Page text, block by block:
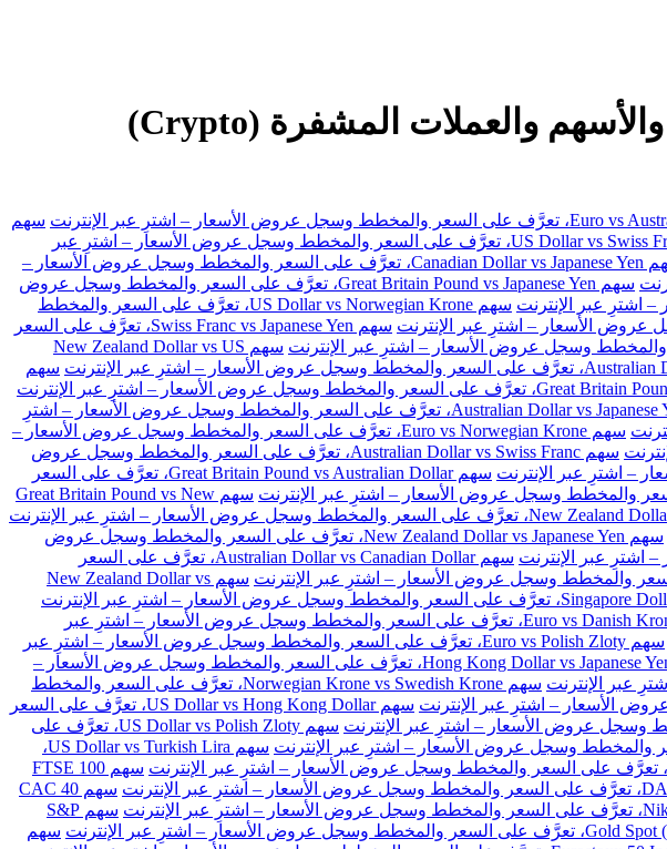
#J225 تداول الفوركس، والعقود مقابل الفروقات (CFDs) والأسهم والعملات المشفرة (Crypto)
سهم
سهم US Dollar vs Swiss Franc، تعرَّف على السعر والمخطط وسجل عروض الأسعار – اشترِ عبر
سهم Canadian Dollar vs Japanese Yen، تعرَّف على السعر والمخطط وسجل عروض الأسعار –
سهم Great Britain Pound vs Japanese Yen، تعرَّف على السعر والمخطط وسجل عروض
سهم US Dollar vs Norwegian Krone، تعرَّف على السعر والمخطط
سهم Swiss Franc vs Japanese Yen، تعرَّف على السعر
سهم New Zealand Dollar vs US
سهم
سهم Australian Dollar vs Japanese Yen، تعرَّف على السعر والمخطط وسجل عروض الأسعار – اشترِ
سهم Euro vs Norwegian Krone، تعرَّف على السعر والمخطط وسجل عروض الأسعار –
سهم Australian Dollar vs Swiss Franc، تعرَّف على السعر والمخطط وسجل عروض
سهم Great Britain Pound vs Australian Dollar، تعرَّف على السعر
سهم Great Britain Pound vs New
سهم New Zealand Dollar vs Japanese Yen، تعرَّف على السعر والمخطط وسجل عروض
سهم Australian Dollar vs Canadian Dollar، تعرَّف على السعر
سهم New Zealand Dollar vs
سهم Euro vs Danish Krone، تعرَّف على السعر والمخطط وسجل عروض الأسعار – اشترِ عبر
سهم Euro vs Polish Zloty، تعرَّف على السعر والمخطط وسجل عروض الأسعار – اشترِ عبر
سهم Hong Kong Dollar vs Japanese Yen، تعرَّف على السعر والمخطط وسجل عروض الأسعار –
سهم Norwegian Krone vs Swedish Krone، تعرَّف على السعر والمخطط
سهم US Dollar vs Hong Kong Dollar، تعرَّف على السعر
سهم US Dollar vs Polish Zloty، تعرَّف على
سهم US Dollar vs Turkish Lira،
سهم FTSE 100
سهم CAC 40
سهم S&P
سهم